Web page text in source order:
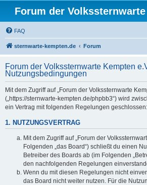
Forum der Volkssternwarte
FAQ
sternwarte-kempten.de Forum
Forum der Volkssternwarte Kempten
Nutzungsbedingungen
Mit dem Zugriff auf „Forum der Volkssternwarte
(„https://sternwarte-kempten.de/phpbb3“) wird
ein Vertrag mit folgenden Regelungen geschlossen:
1. NUTZUNGSVERTRAG
Mit dem Zugriff auf „Forum der
Folgenden „das Board“) schließt du einen
Betreiber des Boards ab (im Folgenden
den nachfolgenden Regelungen
Wenn du mit diesen Regelungen nicht
das Board nicht weiter nutzen. Für die